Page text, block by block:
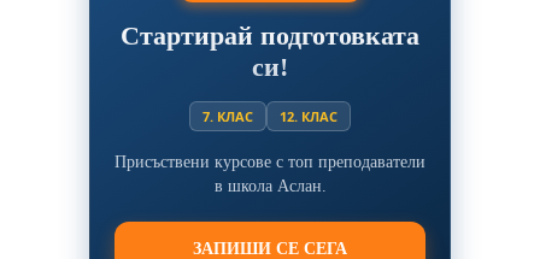
Стартирай подготовката
си!
7. КЛАС 12. КЛАС
Присъствени курсове с топ преподаватели
в школа Аслан.
ЗАПИШИ СЕ СЕГА